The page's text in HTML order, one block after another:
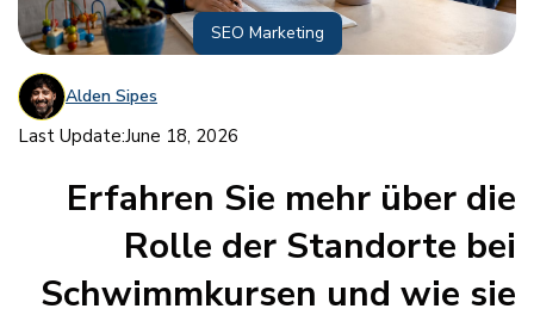
SEO Marketing
Alden Sipes
Last Update:June 18, 2026
Erfahren Sie mehr über die
Rolle der Standorte bei
Schwimmkursen und wie sie